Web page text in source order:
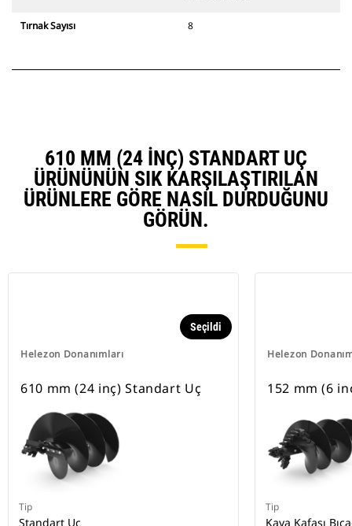
Tırnak Sayısı 8
610 MM (24 INÇ) STANDART UÇ
ÜRÜNÜNÜN SIK KARŞILAŞTIRILAN
ÜRÜNLERE GÖRE NASIL DURDUĞUNU
GÖRÜN.
Helezon Donanımları
Seçildi
610 mm (24 inç) Standart Uç
Tip
Standart Uç
Helezon
152 mm (6
Tip
Kaya Kafası